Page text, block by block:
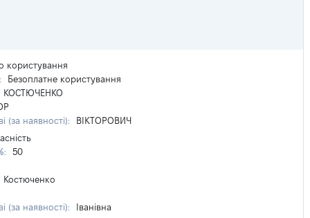
користування
Безоплатне користування
КОСТЮЧЕНКО
(за наявності):
ВІКТОРОВИЧ
50
Костюченко
(за наявності):
Іванівна